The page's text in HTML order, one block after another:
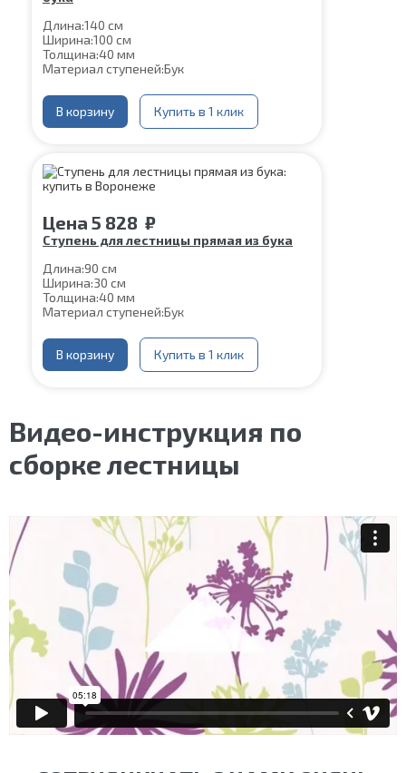
Длина:140 см
Ширина:100 см
Толщина:40 мм
Материал ступеней:Бук
В корзину Купить в 1 клик
Цена 5 828 ₽
Ступень для лестницы прямая из бука
Длина:90 см
Ширина:30 см
Толщина:40 мм
Материал ступеней:Бук
В корзину Купить в 1 клик
Видео-инструкция по
сборке лестницы